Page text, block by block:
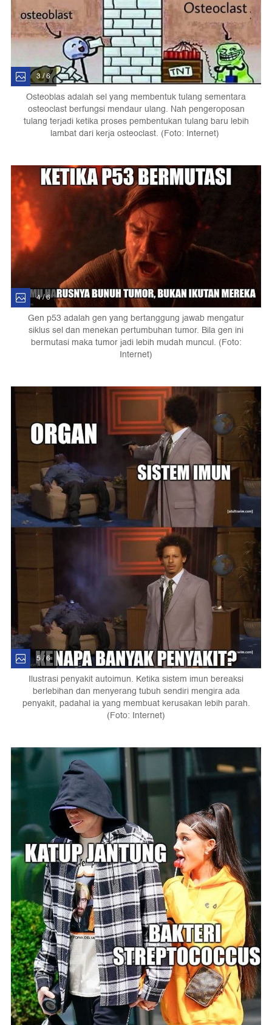
3 / 6
Osteoblas adalah sel yang membentuk tulang sementara
osteoclast berfungsi mendaur ulang. Nah pengeroposan
tulang terjadi ketika proses pembentukan tulang baru lebih
lambat dari kerja osteoclast. (Foto: Internet)
4 / 6
Gen p53 adalah gen yang bertanggung jawab mengatur
siklus sel dan menekan pertumbuhan tumor. Bila gen ini
bermutasi maka tumor jadi lebih mudah muncul. (Foto:
Internet)
5 / 6
Ilustrasi penyakit autoimun. Ketika sistem imun bereaksi
berlebihan dan menyerang tubuh sendiri mengira ada
penyakit, padahal ia yang membuat kerusakan lebih parah.
(Foto: Internet)